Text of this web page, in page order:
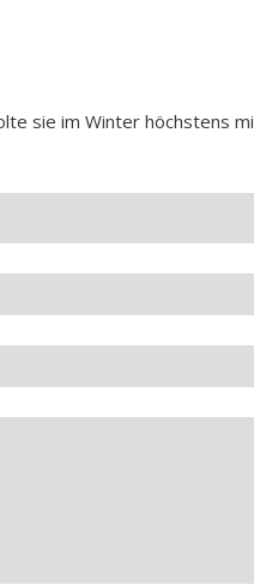
sie im Winter höchstens